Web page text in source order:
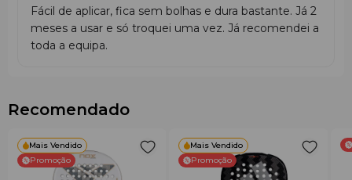
Fácil de aplicar, fica sem bolhas e dura bastante. Já 2
meses a usar e só troquei uma vez. Já recomendei a
toda a equipa.
Recomendado
Mais Vendido
Promoção
Mais Vendido
Promoção